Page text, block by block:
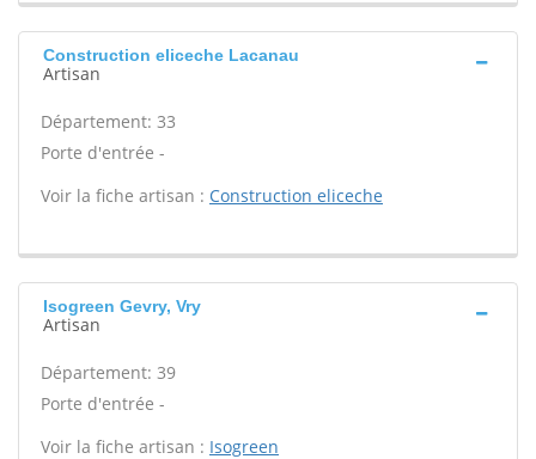
Construction eliceche Lacanau
Artisan
Département: 33
Porte d'entrée -
Voir la fiche artisan : Construction eliceche
Isogreen Gevry, Vry
Artisan
Département: 39
Porte d'entrée -
Voir la fiche artisan : Isogreen